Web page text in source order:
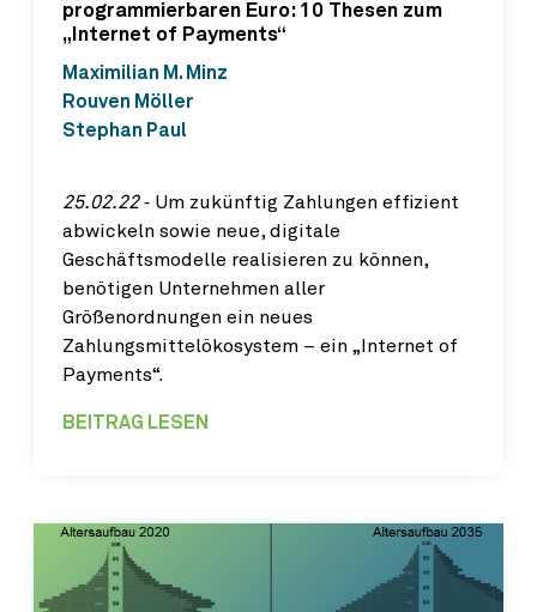
programmierbaren Euro: 10 Thesen zum
„Internet of Payments“
Maximilian M. Minz
Rouven Möller
Stephan Paul
25.02.22‐ Um zukünftig Zahlungen effizient
abwickeln sowie neue, digitale
Geschäftsmodelle realisieren zu können,
benötigen Unternehmen aller
Größenordnungen ein neues
Zahlungsmittelökosystem – ein „Internet of
Payments“.
BEITRAG LESEN